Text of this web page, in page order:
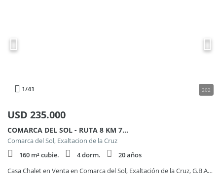
1/41 202
USD 235.000
COMARCA DEL SOL - RUTA 8 KM 71 100
Comarca del Sol, Exaltacion de la Cruz
160 m² cubie.
4 dorm.
20 años
Casa Chalet en Venta en Comarca del Sol, Exaltación de la Cruz, G.B.A. Zona Norte